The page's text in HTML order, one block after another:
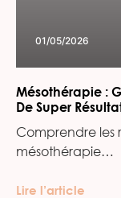
01/05/2026
Mésothérapie :
De Super
Comprendre les
mésothérapie…
Lire l’article